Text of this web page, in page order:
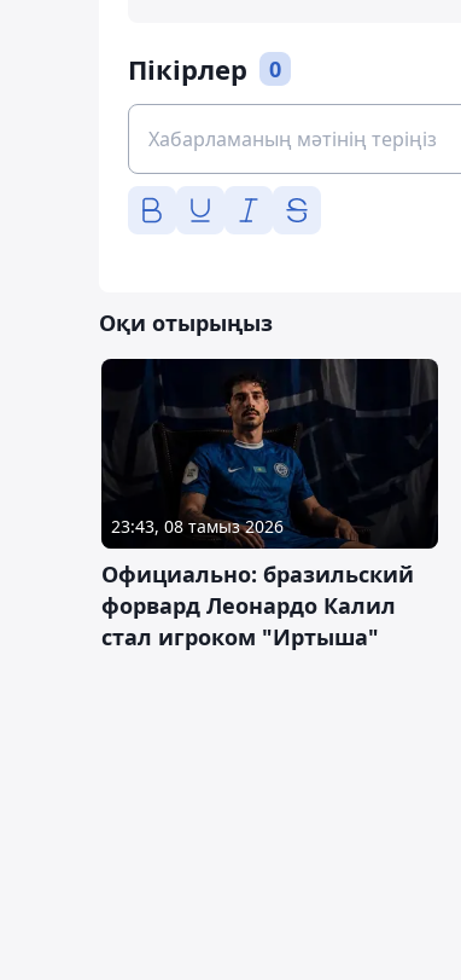
Пікірлер 0
Оқи отырыңыз
23:43, 08 тамыз 2026
Официально: бразильский
форвард Леонардо Калил
стал игроком "Иртыша"